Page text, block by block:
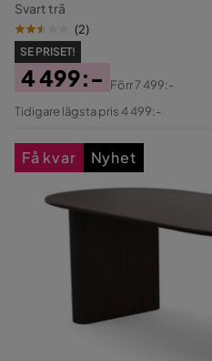
Svart trä
(2)
SE PRISET!
Pris
4 499:-
Original
Förr7 499:-
Tidigare lägsta pris 4 499:-
Få kvar Nyhet